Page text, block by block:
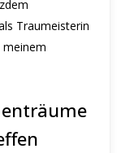
Traumeisterin
meinem